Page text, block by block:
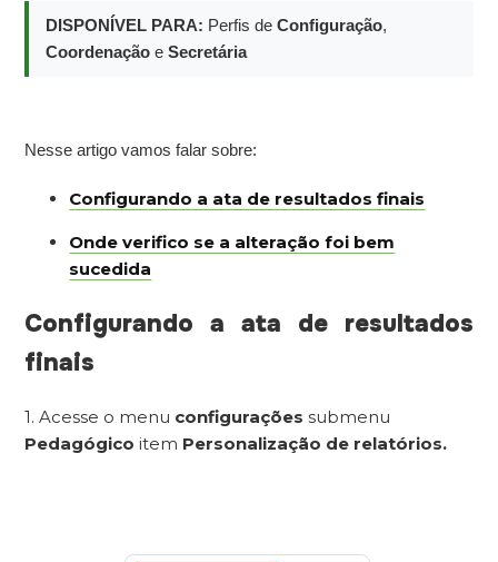
DISPONÍVEL PARA: Perfis deConfiguração,
Coordenação eSecretária
Nesse artigo vamos falar sobre:
Configurando a ata de resultados finais
Onde verifico se a alteração foi bem
sucedida
Configurando a ata de resultados
finais
1. Acesse o menu configurações submenu
Pedagógicoitem Personalização de relatórios.